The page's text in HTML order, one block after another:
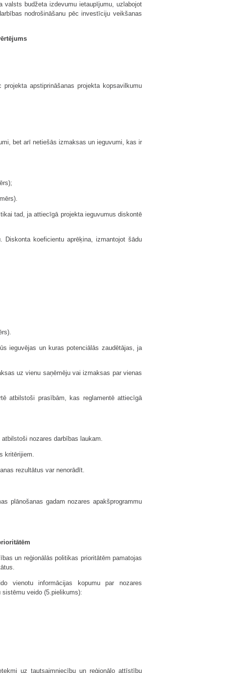
budžeta izdevumu ietaupī­jumu, uzlabojot
nodrošināšanu pēc investīciju veikšanas
apstiprināšanas projekta kopsavilkumu
bet arī netiešās izmaksas un ieguvumi, kas ir
tad, ja attiecīgā projekta ieguvumus diskontē
Diskonta koeficientu aprēķina, izmantojot šādu
ieguvējas un kuras potenciālās zaudētājas, ja
uz vienu saņēmēju vai izmaksas par vienas
atbilstoši prasībām, kas reglamentē attiecīgā
nozares darbības laukam.
kritērijiem.
rezultātus var nenorādīt.
plānošanas gadam nozares apakšpro­grammu
un reģionālās politikas prioritātēm pamatojas
vienotu informācijas kopumu par nozares
veido (5.pielikums):
uz tautsaimniecību un reģionālo attīstību